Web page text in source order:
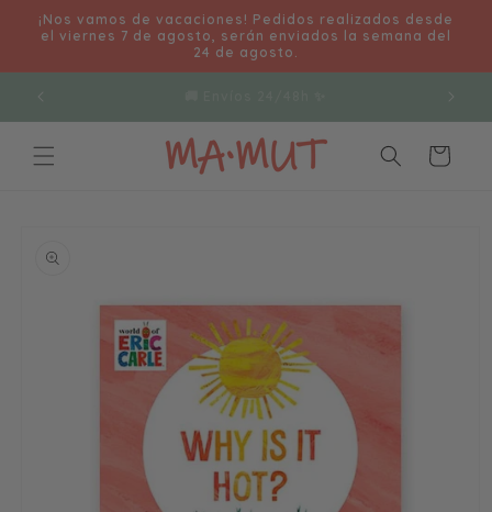
directamente
al contenido
¡Nos vamos de vacaciones! Pedidos realizados desde
el viernes 7 de agosto, serán enviados la semana del
24 de agosto.
Carrito
información